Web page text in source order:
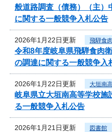
般道路調査（債務）（主
に関する一般競争入札公告
2026年1月22日更新 飛騨食
令和8年度岐阜県飛騨食肉
の調達に関する一般競争入
2026年1月22日更新 大垣南
岐阜県立大垣南高等学校施
る一般競争入札公告
2026年1月21日更新 図書館